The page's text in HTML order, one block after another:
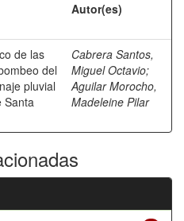
Autor(es)
de las
del
pluvial
Santa
Cabrera Santos,
Miguel Octavio;
Aguilar Morocho,
Madeleine Pilar